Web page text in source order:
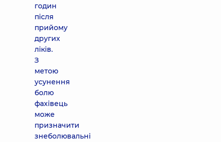
годин
після
прийому
других
ліків.
З
метою
усунення
болю
фахівець
може
призначити
знеболювальні